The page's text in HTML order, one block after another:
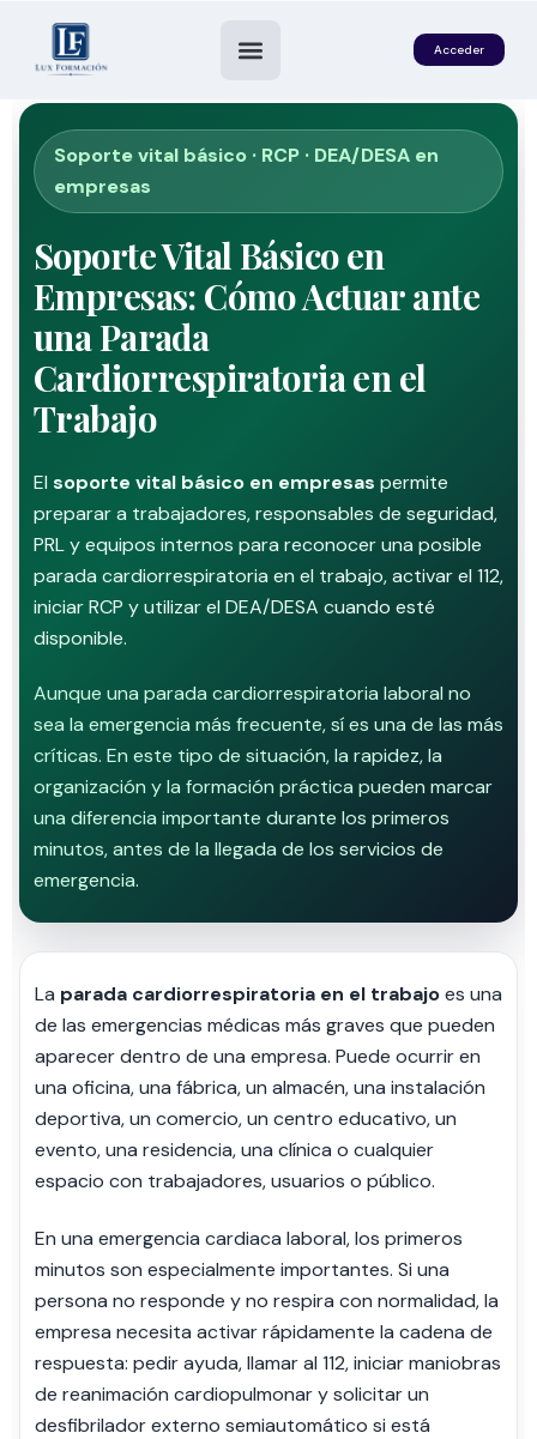
Acceder
Soporte vital básico · RCP · DEA/DESA en
empresas
Soporte Vital Básico en
Empresas: Cómo Actuar ante
una Parada
Cardiorrespiratoria en el
Trabajo
El soporte vital básico en empresas permite
preparar a trabajadores, responsables de seguridad,
PRL y equipos internos para reconocer una posible
parada cardiorrespiratoria en el trabajo, activar el 112,
iniciar RCP y utilizar el DEA/DESA cuando esté
disponible.
Aunque una parada cardiorrespiratoria laboral no
sea la emergencia más frecuente, sí es una de las más
críticas. En este tipo de situación, la rapidez, la
organización y la formación práctica pueden marcar
una diferencia importante durante los primeros
minutos, antes de la llegada de los servicios de
emergencia.
La parada cardiorrespiratoria en el trabajoes una
de las emergencias médicas más graves que pueden
aparecer dentro de una empresa. Puede ocurrir en
una oficina, una fábrica, un almacén, una instalación
deportiva, un comercio, un centro educativo, un
evento, una residencia, una clínica o cualquier
espacio con trabajadores, usuarios o público.
En una emergencia cardiaca laboral, los primeros
minutos son especialmente importantes. Si una
persona no responde y no respira con normalidad, la
empresa necesita activar rápidamente la cadena de
respuesta: pedir ayuda, llamar al 112, iniciar maniobras
de reanimación cardiopulmonar y solicitar un
desfibrilador externo semiautomático si está